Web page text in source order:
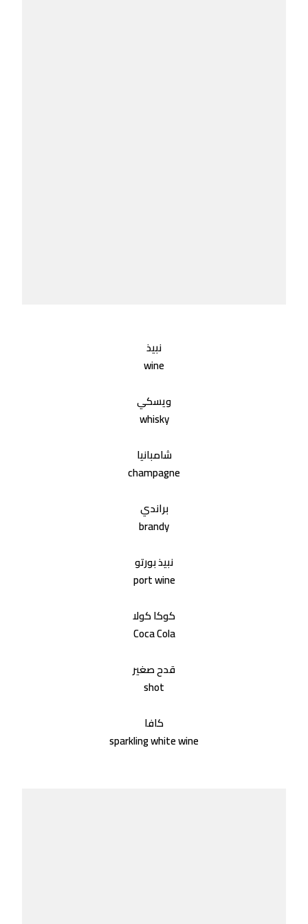
نبيذ
wine
ويسكي
whisky
شامبانيا
champagne
براندي
brandy
نبيذ بورتو
port wine
كوكا كولا
Coca Cola
قدح صغير
shot
كافا
sparkling white wine